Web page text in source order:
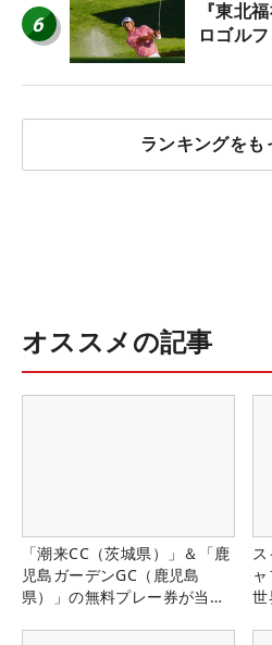
6
『東北
ロゴル
ランキングをも
オススメの記事
「潮来CC（茨城県）」＆「鹿
児島ガーデンGC（鹿児島
県）」の無料プレー券が当た
世